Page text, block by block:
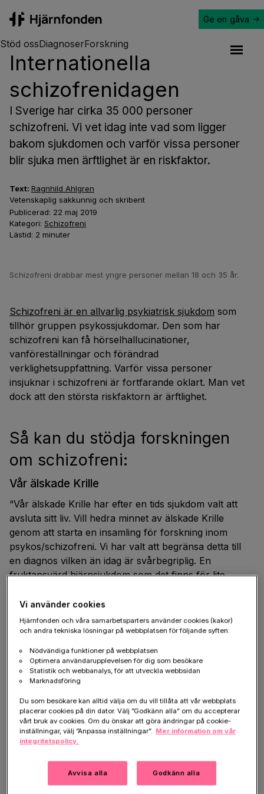
Ge en gåva
Stöd ossDiagnoserForskning
Text: Ragnhild Ahlgren
Vetenskaplig sakkunnig och skribent
Publicerad: 22 maj 2019
Kategori: Schizofreni
Lästid: 2 minuter
Internationella
schizofrenidagen
I Sverige har cirka 35 000 personer
schizofreni. Vi vet idag inte vad som ligger
bakom sjukdomen och varför vissa personer
blir sjuka men ärftlighet är en riskfaktor.
Schizofreni drabbar mest yngre personer mellan 18 och 35 år.
Schizofreni är en allvarlig psykiatrisk sjukdom som
tillhör gruppen psykossjukdomar. Den som har
schizofreni kan få hörselhallucinationer,
vanföreställningar och förändrad
verklighetsuppfattning. Varför vissa personer
insjuknar i schizofreni är fortfarande oklart. Man vet
dock att den största riskfaktorn är ärftlighet.
Så kan du stödja forskningen
om schizofreni:
Vår älskade Krille
“Vår älskade Krille har efter en tids sjukdom valt att
avsluta sitt liv. Vill hedra minnet av älskade Krille
genom att starta en insamling för forskning inom
psykos/schizofreni. Vi har valt att begränsa detta till
en diagnos vilken än idag är svårbegriplig. En
fruktansvärd hjärnsjukdom som det finns för lite
uppmärksammas, där vård och omsorg har stora
brister. Vi vet för lite. Vi vill veta hur man som anhörig
kan hjälpa, och förstå. Vi vill ge resurser till
forskningen.”
Stöd insamlingen här
Till minne av Dizak
“Genom denna insamling vill vi hedra vår konstnärlige
son Dizak, som dog alldeles för tidigt vid 23 års ålder.
Han dog under en desperat kamp mot sina psykiska
Vi använder cookies
Hjärnfonden och våra samarbetsparters använder cookies (kakor)
och andra tekniska lösningar på webbplatsen för följande syften:
Nödvändiga funktioner på webbplatsen
Optimera användarupplevelsen för dig som besökare
Statistik och webbanalys, för att utveckla webbsidan
Marknadsföring
Du som besökare kan alltid välja om du vill tillåta att vår webbplats
placerar cookies på din dator. Välj ”Godkänn alla” om du accepterar
vårt bruk av cookies. Om du önskar att göra ändringar på cookie-
inställningar, välj ”Anpassa inställningar”. Mer information om vår
integritetspolicy.
Avvisa alla Godkänn alla